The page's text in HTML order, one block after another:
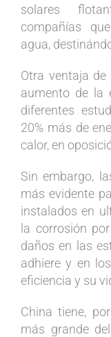
solares
compañías
agua,
Otra ventaja
aumento de la
diferentes
20% más de
calor, en
Sin embargo,
más evidente
instalados en
la corrosión
daños en las
adhiere y en
eficiencia y su
China tiene,
más grande